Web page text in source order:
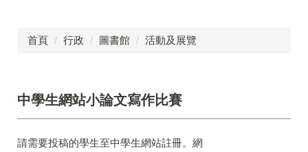
首頁 行政 圖書館 活動及展覽
中學生網站小論文寫作比賽
請需要投稿的學生至中學生網站註冊。網